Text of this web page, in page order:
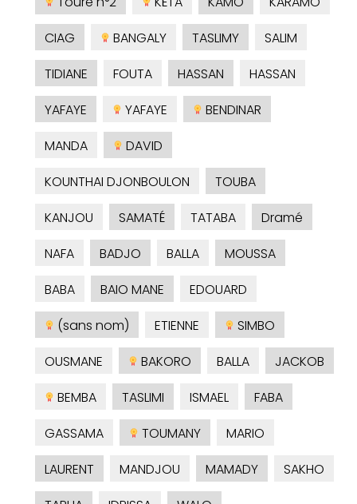
CIAG
BANGALY TASLIMY
SALIM
TIDIANE
FOUTA HASSAN
HASSAN
YAFAYE
YAFAYE
BENDINAR
MANDA
DAVID
KOUNTHAI DJONBOULON
TOUBA
KANJOU
SAMATÉ TATABA
Dramé
NAFA
BADJO BALLA
MOUSSA
BABA
BAIO MANE
EDOUARD
(sans nom)
ETIENNE
SIMBO
OUSMANE
BAKORO BALLA
JACKOB
BEMBA
TASLIMI ISMAEL
FABA
GASSAMA
TOUMANY
MARIO
LAURENT
MANDJOU MAMADY
SAKHO